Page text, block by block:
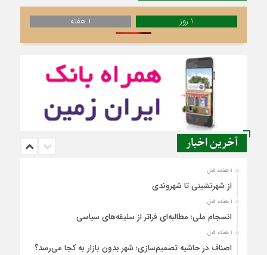
1 روز 1 هفته
آخرین اخبار
1 هفته قبل
از شهرنشینی تا شهروندی
1 هفته قبل
انسجام ملی؛ مطالبه‌ای فراتر از سلیقه‌های سیاسی
1 هفته قبل
اصناف در حاشیه تصمیم‌سازی؛ شهر بدون بازار به کجا می‌رسد؟